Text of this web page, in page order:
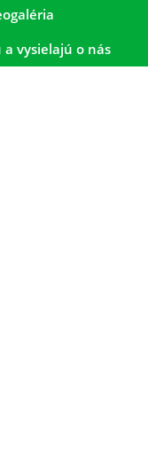
a vysielajú o nás